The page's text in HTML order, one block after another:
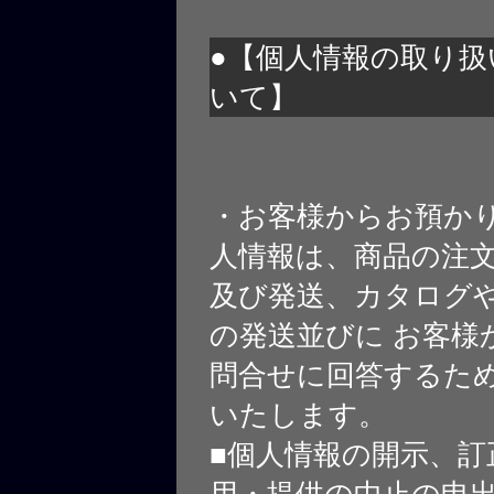
●【個人情報の取り
いて】
・お客様からお預か
人情報は、商品の注
及び発送、カタログ
の発送並びに お客様
問合せに回答するた
いたします。
■個人情報の開示、